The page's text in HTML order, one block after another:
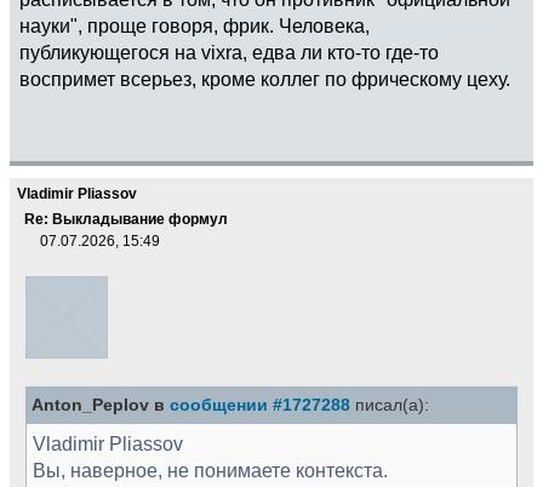
науки", проще говоря, фрик. Человека,
публикующегося на vixra, едва ли кто-то где-то
воспримет всерьез, кроме коллег по фрическому цеху.
Vladimir Pliassov
Re: Выкладывание формул
07.07.2026, 15:49
Anton_Peplov в сообщении #1727288 писал(а):
Vladimir Pliassov
Вы, наверное, не понимаете контекста.